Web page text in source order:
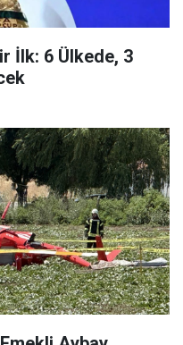
İlk: 6 Ülkede, 3